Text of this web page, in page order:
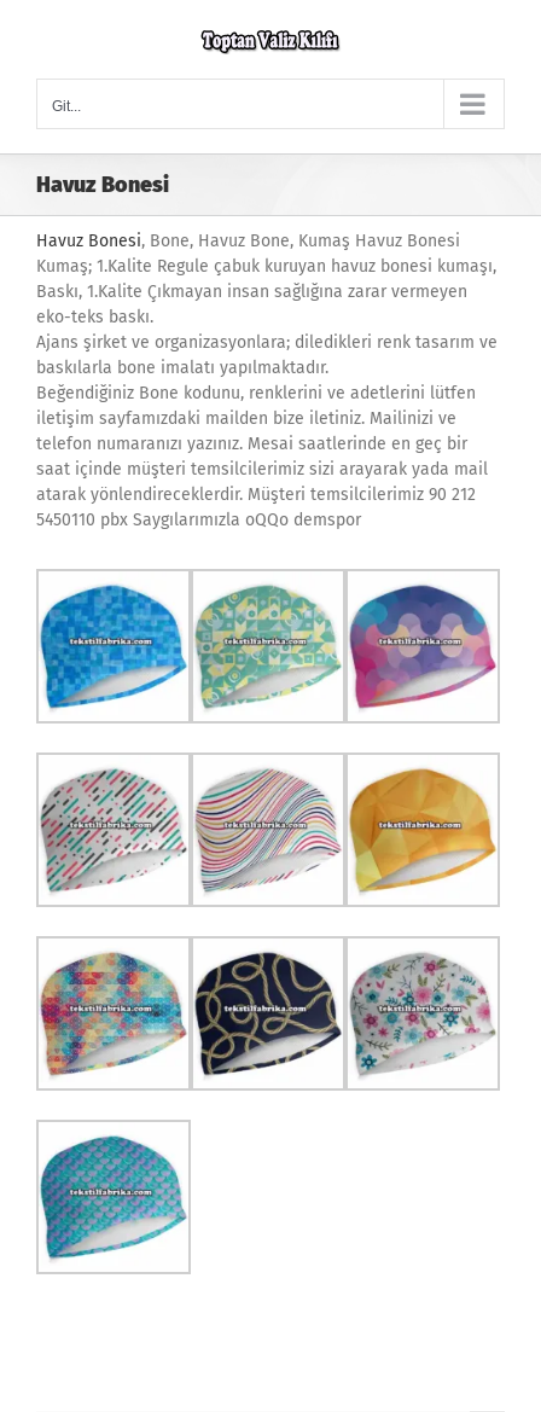
Git...
Havuz Bonesi
Havuz Bonesi, Bone, Havuz Bone, Kumaş Havuz Bonesi
Kumaş; 1.Kalite Regule çabuk kuruyan havuz bonesi kumaşı,
Baskı, 1.Kalite Çıkmayan insan sağlığına zarar vermeyen
eko-teks baskı.
Ajans şirket ve organizasyonlara; diledikleri renk tasarım ve
baskılarla bone imalatı yapılmaktadır.
Beğendiğiniz Bone kodunu, renklerini ve adetlerini lütfen
iletişim sayfamızdaki mailden bize iletiniz. Mailinizi ve
telefon numaranızı yazınız. Mesai saatlerinde en geç bir
saat içinde müşteri temsilcilerimiz sizi arayarak yada mail
atarak yönlendireceklerdir. Müşteri temsilcilerimiz 90 212
5450110 pbx Saygılarımızla oQQo demspor